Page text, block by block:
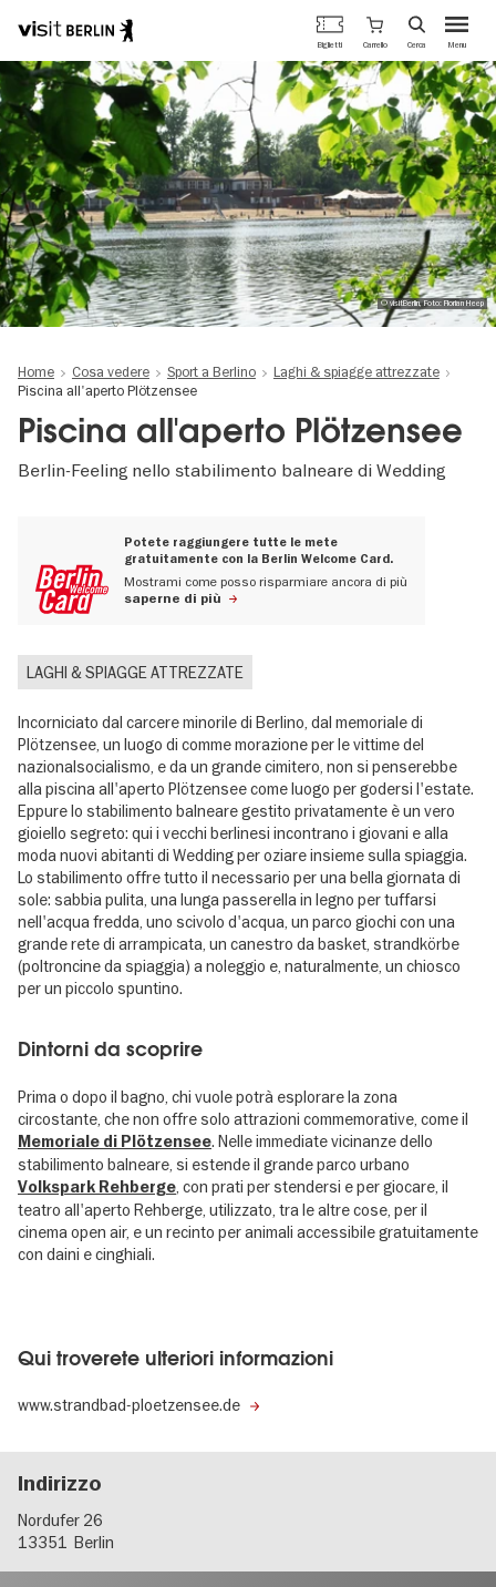
Salta
al
contenuto
principale
Portale
ufficiale
del
turismo
di
Berlino
Menu
Biglietti Carrello Cerca
© visitBerlin, Foto: Florian Heep
Home Cosa vedere Sport a Berlino
Laghi & spiagge attrezzate
Piscina all'aperto Plötzensee
Piscina all'aperto Plötzensee
Berlin-Feeling nello stabilimento balneare di Wedding
Potete raggiungere tutte le mete
gratuitamente con la Berlin Welcome Card.
Mostrami come posso risparmiare ancora di più
saperne di più
LAGHI & SPIAGGE ATTREZZATE
Incorniciato dal carcere minorile di Berlino, dal memoriale di
Plötzensee, un luogo di comme morazione per le vittime del
nazionalsocialismo, e da un grande cimitero, non si penserebbe
alla piscina all'aperto Plötzensee come luogo per godersi l'estate.
Eppure lo stabilimento balneare gestito privatamente è un vero
gioiello segreto: qui i vecchi berlinesi incontrano i giovani e alla
moda nuovi abitanti di Wedding per oziare insieme sulla spiaggia.
Lo stabilimento offre tutto il necessario per una bella giornata di
sole: sabbia pulita, una lunga passerella in legno per tuffarsi
nell'acqua fredda, uno scivolo d'acqua, un parco giochi con una
grande rete di arrampicata, un canestro da basket, strandkörbe
(poltroncine da spiaggia) a noleggio e, naturalmente, un chiosco
per un piccolo spuntino.
Dintorni da scoprire
Prima o dopo il bagno, chi vuole potrà esplorare la zona
circostante, che non offre solo attrazioni commemorative, come il
Memoriale di Plötzensee. Nelle immediate vicinanze dello
stabilimento balneare, si estende il grande parco urbano
Volkspark Rehberge , con prati per stendersi e per giocare, il
teatro all'aperto Rehberge, utilizzato, tra le altre cose, per il
cinema open air, e un recinto per animali accessibile gratuitamente
con daini e cinghiali.
Qui troverete ulteriori informazioni
www.strandbad-ploetzensee.de
Indirizzo
Nordufer 26
13351 Berlin